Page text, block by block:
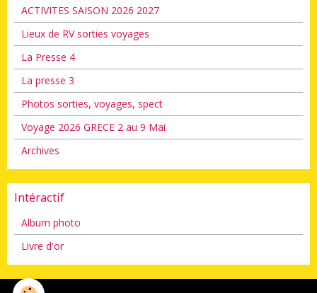
ACTIVITES SAISON 2026 2027
Lieux de RV sorties voyages
La Presse 4
La presse 3
Photos sorties, voyages, spect
Voyage 2026 GRECE 2 au 9 Mai
Archives
Intéractif
Album photo
Livre d'or